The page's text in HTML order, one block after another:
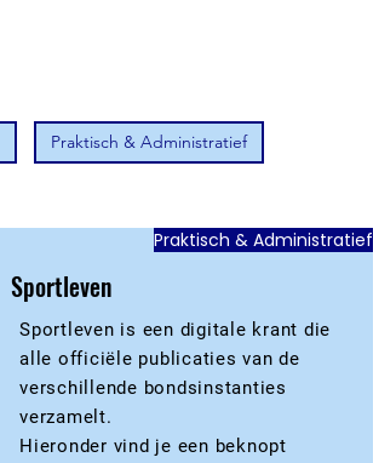
Praktisch & Administratief
Praktisch & Administratief
Sportleven
Sportleven is een digitale krant die
alle officiële publicaties van de
verschillende bondsinstanties
verzamelt.
Hieronder vind je een beknopt